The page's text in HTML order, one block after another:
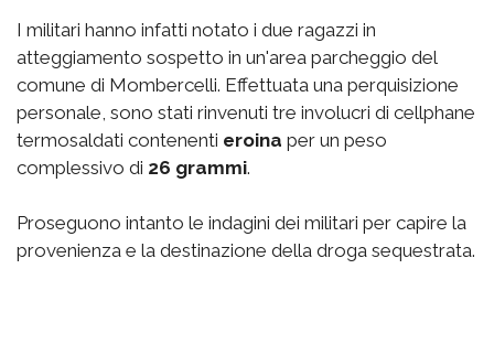
I militari hanno infatti notato i due ragazzi in
atteggiamento sospetto in un'area parcheggio del
comune di Mombercelli. Effettuata una perquisizione
personale, sono stati rinvenuti tre involucri di cellphane
termosaldati contenenti eroina per un peso
complessivo di 26 grammi.
Proseguono intanto le indagini dei militari per capire la
provenienza e la destinazione della droga sequestrata.